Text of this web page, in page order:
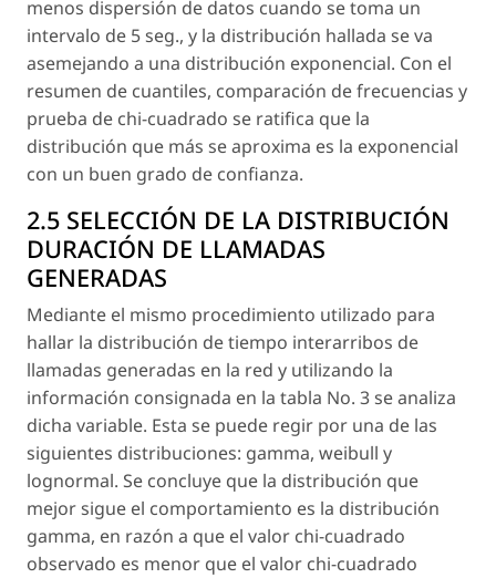
menos dispersión de datos cuando se toma un
intervalo de 5 seg., y la distribución hallada se va
asemejando a una distribución exponencial. Con el
resumen de cuantiles, comparación de frecuencias y
prueba de chi-cuadrado se ratifica que la
distribución que más se aproxima es la exponencial
con un buen grado de confianza.
2.5 SELECCIÓN DE LA DISTRIBUCIÓN
DURACIÓN DE LLAMADAS
GENERADAS
Mediante el mismo procedimiento utilizado para
hallar la distribución de tiempo interarribos de
llamadas generadas en la red y utilizando la
información consignada en la tabla No. 3 se analiza
dicha variable. Esta se puede regir por una de las
siguientes distribuciones: gamma, weibull y
lognormal. Se concluye que la distribución que
mejor sigue el comportamiento es la distribución
gamma, en razón a que el valor chi-cuadrado
observado es menor que el valor chi-cuadrado